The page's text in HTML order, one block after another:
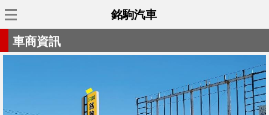
銘駒汽車
車商資訊